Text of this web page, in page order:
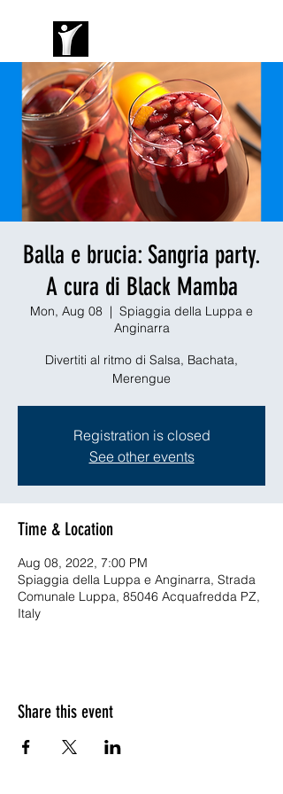
Balla e brucia: Sangria party.
A cura di Black Mamba
Mon, Aug 08
  |
Spiaggia della Luppa e
Anginarra
Divertiti al ritmo di Salsa, Bachata,
Merengue
Registration is closed
See other events
Time & Location
Aug 08, 2022, 7:00 PM
Spiaggia della Luppa e Anginarra, Strada
Comunale Luppa, 85046 Acquafredda PZ,
Italy
Share this event